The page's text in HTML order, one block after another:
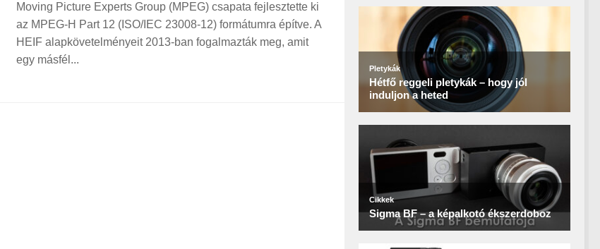
Moving Picture Experts Group (MPEG) csapata fejlesztette ki
az MPEG-H Part 12 (ISO/IEC 23008-12) formátumra építve. A
HEIF alapkövetelményeit 2013-ban fogalmazták meg, amit
egy másfél...